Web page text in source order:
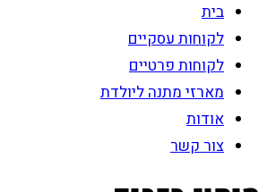
בית
לקוחות עסקיים
לקוחות פרטיים
מארזי מתנה ליולדת
אודות
צור קשר